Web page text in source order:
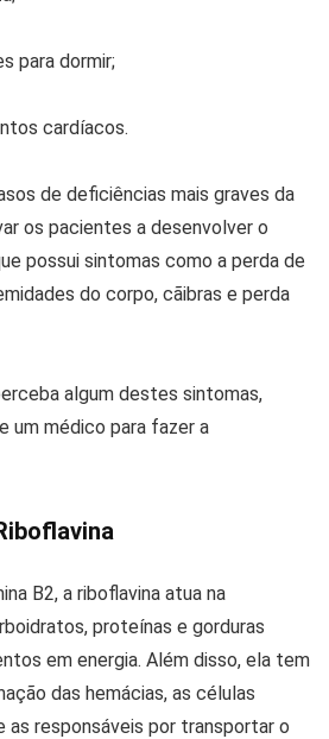
para dormir;
cardíacos.
de deficiências mais graves da
os pacientes a desenvolver o
possui sintomas como a perda de
do corpo, cãibras e perda
algum destes sintomas,
um médico para fazer a
B2, a riboflavina atua na
proteínas e gorduras
em energia. Além disso, ela tem
das hemácias, as células
as responsáveis por transportar o